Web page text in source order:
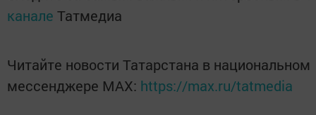
канале Татмедиа
Читайте новости Татарстана в национальном
мессенджере MАХ: https://max.ru/tatmedia